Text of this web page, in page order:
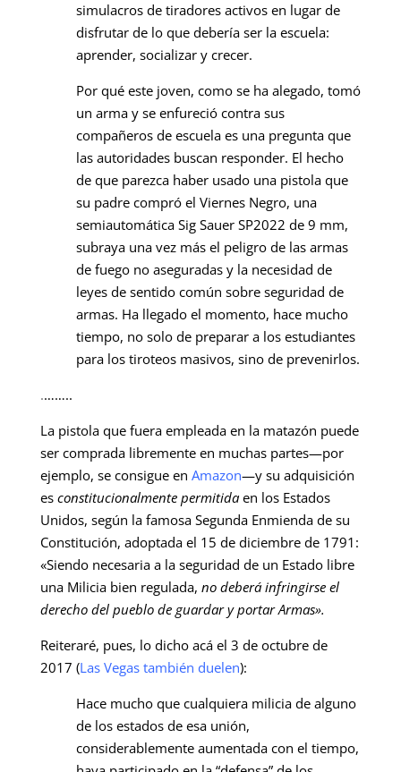
simulacros de tiradores activos en lugar de
disfrutar de lo que debería ser la escuela:
aprender, socializar y crecer.
Por qué este joven, como se ha alegado, tomó
un arma y se enfureció contra sus
compañeros de escuela es una pregunta que
las autoridades buscan responder. El hecho
de que parezca haber usado una pistola que
su padre compró el Viernes Negro, una
semiautomática Sig Sauer SP2022 de 9 mm,
subraya una vez más el peligro de las armas
de fuego no aseguradas y la necesidad de
leyes de sentido común sobre seguridad de
armas. Ha llegado el momento, hace mucho
tiempo, no solo de preparar a los estudiantes
para los tiroteos masivos, sino de prevenirlos.
.……..
La pistola que fuera empleada en la matazón puede
ser comprada libremente en muchas partes—por
ejemplo, se consigue en Amazon—y su adquisición
es constitucionalmente permitidaen los Estados
Unidos, según la famosa Segunda Enmienda de su
Constitución, adoptada el 15 de diciembre de 1791:
«Siendo necesaria a la seguridad de un Estado libre
una Milicia bien regulada, no deberá infringirse el
derecho del pueblo de guardar y portar Armas».
Reiteraré, pues, lo dicho acá el 3 de octubre de
2017 (Las Vegas también duelen):
Hace mucho que cualquiera milicia de alguno
de los estados de esa unión,
considerablemente aumentada con el tiempo,